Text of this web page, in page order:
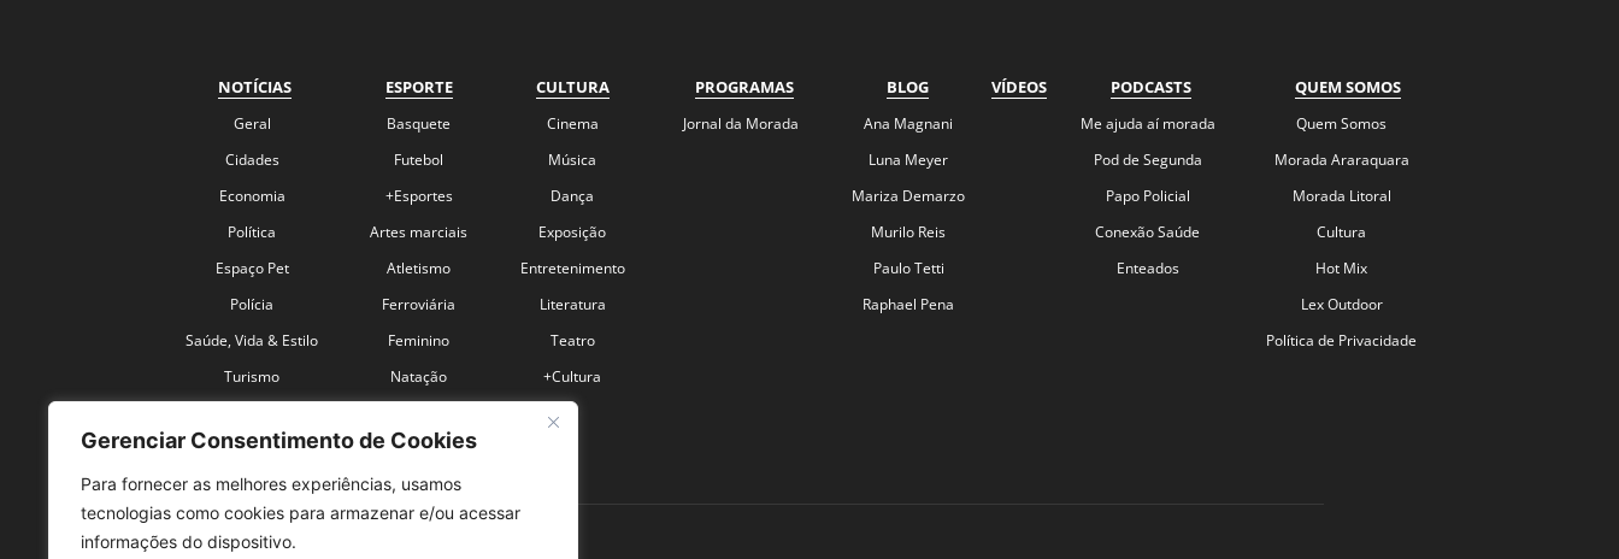
Gerenciar Consentimento de Cookies
Para fornecer as melhores experiências, usamos
tecnologias como cookies para armazenar e/ou acessar
informações do dispositivo.
NOTÍCIAS
Geral
Cidades
Economia
Política
Espaço Pet
Polícia
Saúde, Vida & Estilo
Turismo
ESPORTE
Basquete
Futebol
+Esportes
Artes marciais
Atletismo
Ferroviária
Feminino
Natação
CULTURA
Cinema
Música
Dança
Exposição
Entretenimento
Literatura
Teatro
+Cultura
PROGRAMAS
Jornal da Morada
BLOG
Ana Magnani
Luna Meyer
Mariza Demarzo
Murilo Reis
Paulo Tetti
Raphael Pena
VÍDEOS PODCASTS
Me ajuda aí morada
Pod de Segunda
Papo Policial
Conexão Saúde
Enteados
QUEM SOMOS
Quem Somos
Morada Araraquara
Morada Litoral
Cultura
Hot Mix
Lex Outdoor
Política de Privacidade